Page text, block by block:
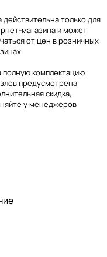
действительна только для
магазина и может
от цен в розничных
комплектацию
предусмотрена
скидка,
у менеджеров